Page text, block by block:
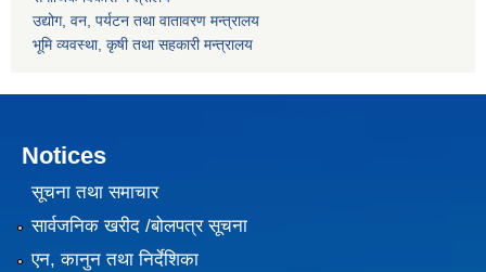
उद्योग, वन, पर्यटन तथा वातावरण मन्त्रालय
भूमि व्यवस्था, कृषी तथा सहकारी मन्त्रालय
Notices
सूचना तथा समाचार
सार्वजनिक खरीद /बोलपत्र सूचना
एन, कानुन तथा निर्देशिका